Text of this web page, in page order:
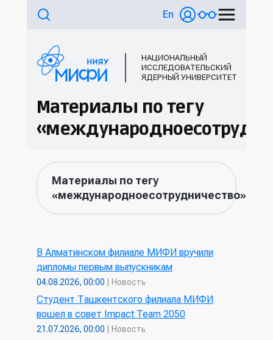
En
НАЦИОНАЛЬНЫЙ
ИССЛЕДОВАТЕЛЬСКИЙ
ЯДЕРНЫЙ УНИВЕРСИТЕТ
Материалы по тегу
В Алматинском филиале МИФИ вручили
дипломы первым выпускникам
04.08.2026, 00:00 Новость
Студент Ташкентского филиала МИФИ
вошел в совет Impact Team 2050
21.07.2026, 00:00 Новость
Материалы по тегу
«международноесотрудничество»